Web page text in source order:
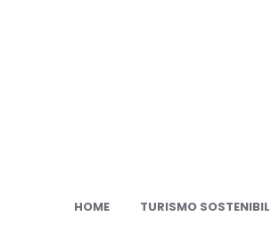
HOME TURISMO